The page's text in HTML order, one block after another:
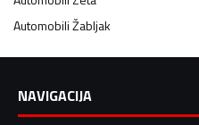
AutomobiliŽabljak
NAVIGACIJA